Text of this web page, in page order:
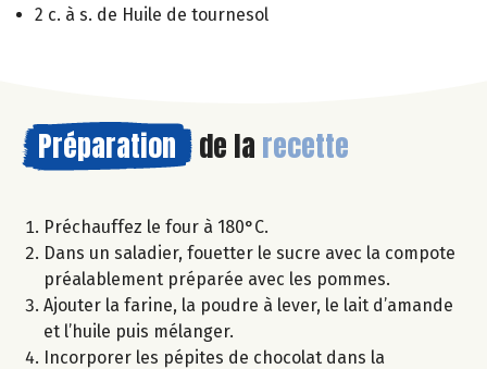
2 c. à s. de Huile de tournesol
Préparation de la recette
Préchauffez le four à 180°C.
Dans un saladier, fouetter le sucre avec la compote
préalablement préparée avec les pommes.
Ajouter la farine, la poudre à lever, le lait d’amande
et l’huile puis mélanger.
Incorporer les pépites de chocolat dans la